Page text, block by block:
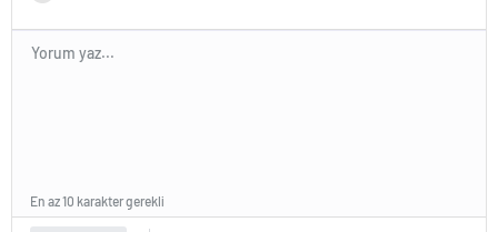
En az 10 karakter gerekli